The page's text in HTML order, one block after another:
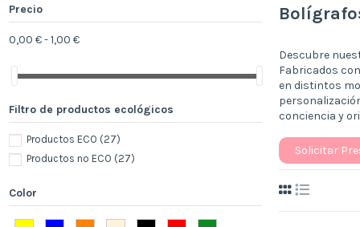
Descubre
Fabricados
en distintos
conciencia y
Solicitar
Precio
0,00 € - 1,00 €
Filtro de productos ecológicos
Productos ECO (27)
Productos no ECO (27)
Color